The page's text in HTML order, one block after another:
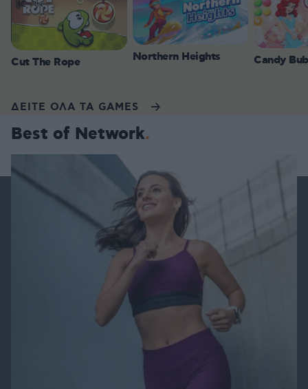
Cut The Rope Northern Heights Candy
ΔΕΙΤΕ ΟΛΑ ΤΑ GAMES
Best of Network